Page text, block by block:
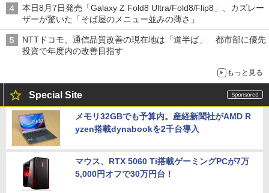
本日8月7日発売「Galaxy Z Fold8 Ultra/Fold8/Flip8」、カズレー
ザーが驚いた「そば屋のメニュー並みの薄さ」
NTTドコモ、通信品質改善の現在地は「道半ば」 都市部に優先
投資で年度内の改善目指す
もっと見る
Special Site
メモリ32GBでも予算内。産経新聞社がAMD R
yzen搭載dynabookを2千台導入
マウス、RTX 5060 Ti搭載ゲーミングPCが7万
5,000円オフで30万円台！